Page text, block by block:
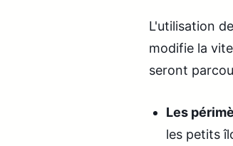
L'utilisation
modifie la
seront
Les
les petits